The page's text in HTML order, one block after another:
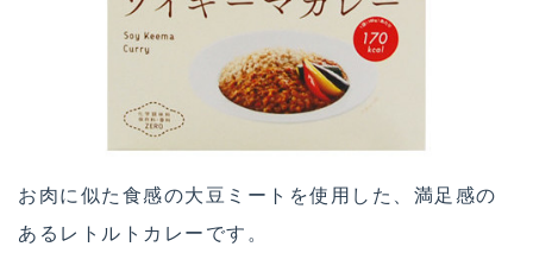
お肉に似た食感の大豆ミートを使用した、満足感の
あるレトルトカレーです。